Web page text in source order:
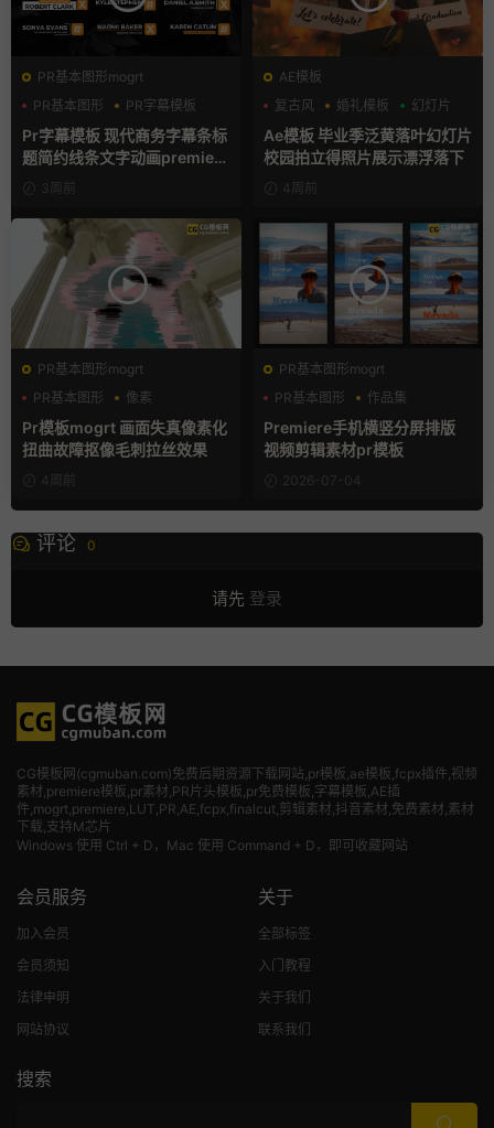
PR基本图形mogrt
PR基本图形
PR字幕模板
商务模板
Pr字幕模板 现代商务字幕条标
题简约线条文字动画premiere
模板3周前
AE模板
复古风
婚礼模板 幻灯片
Ae模板 毕业季泛黄落叶幻灯片
校园拍立得照片展示漂浮落下
4周前
PR基本图形mogrt
PR基本图形
像素
故障特效
Pr模板mogrt 画面失真像素化
扭曲故障抠像毛刺拉丝效果
4周前
PR基本图形mogrt
PR基本图形
作品集
Premiere手机横竖分屏排版
视频剪辑素材pr模板
2026-07-04
评论 0
请先 登录
CG模板网(cgmuban.com)免费后期资源下载网站,pr模板,ae模板,fcpx插件,视频
素材 ,premiere模板,pr素材,PR片头模板,pr免费模板,字幕模板,AE插
件,mogrt,premiere,LUT,PR,AE,fcpx,finalcut,剪辑素材,抖音素材,免费素材,素材
下载,支持M芯片
Windows 使用 Ctrl + D，Mac 使用 Command + D，即可收藏网站
会员服务
加入会员
会员须知
法律申明
网站协议
关于
全部标签
入门教程
关于我们
联系我们
搜索